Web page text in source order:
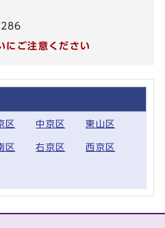
にご注意ください
区 中京区 東山区
区 右京区 西京区